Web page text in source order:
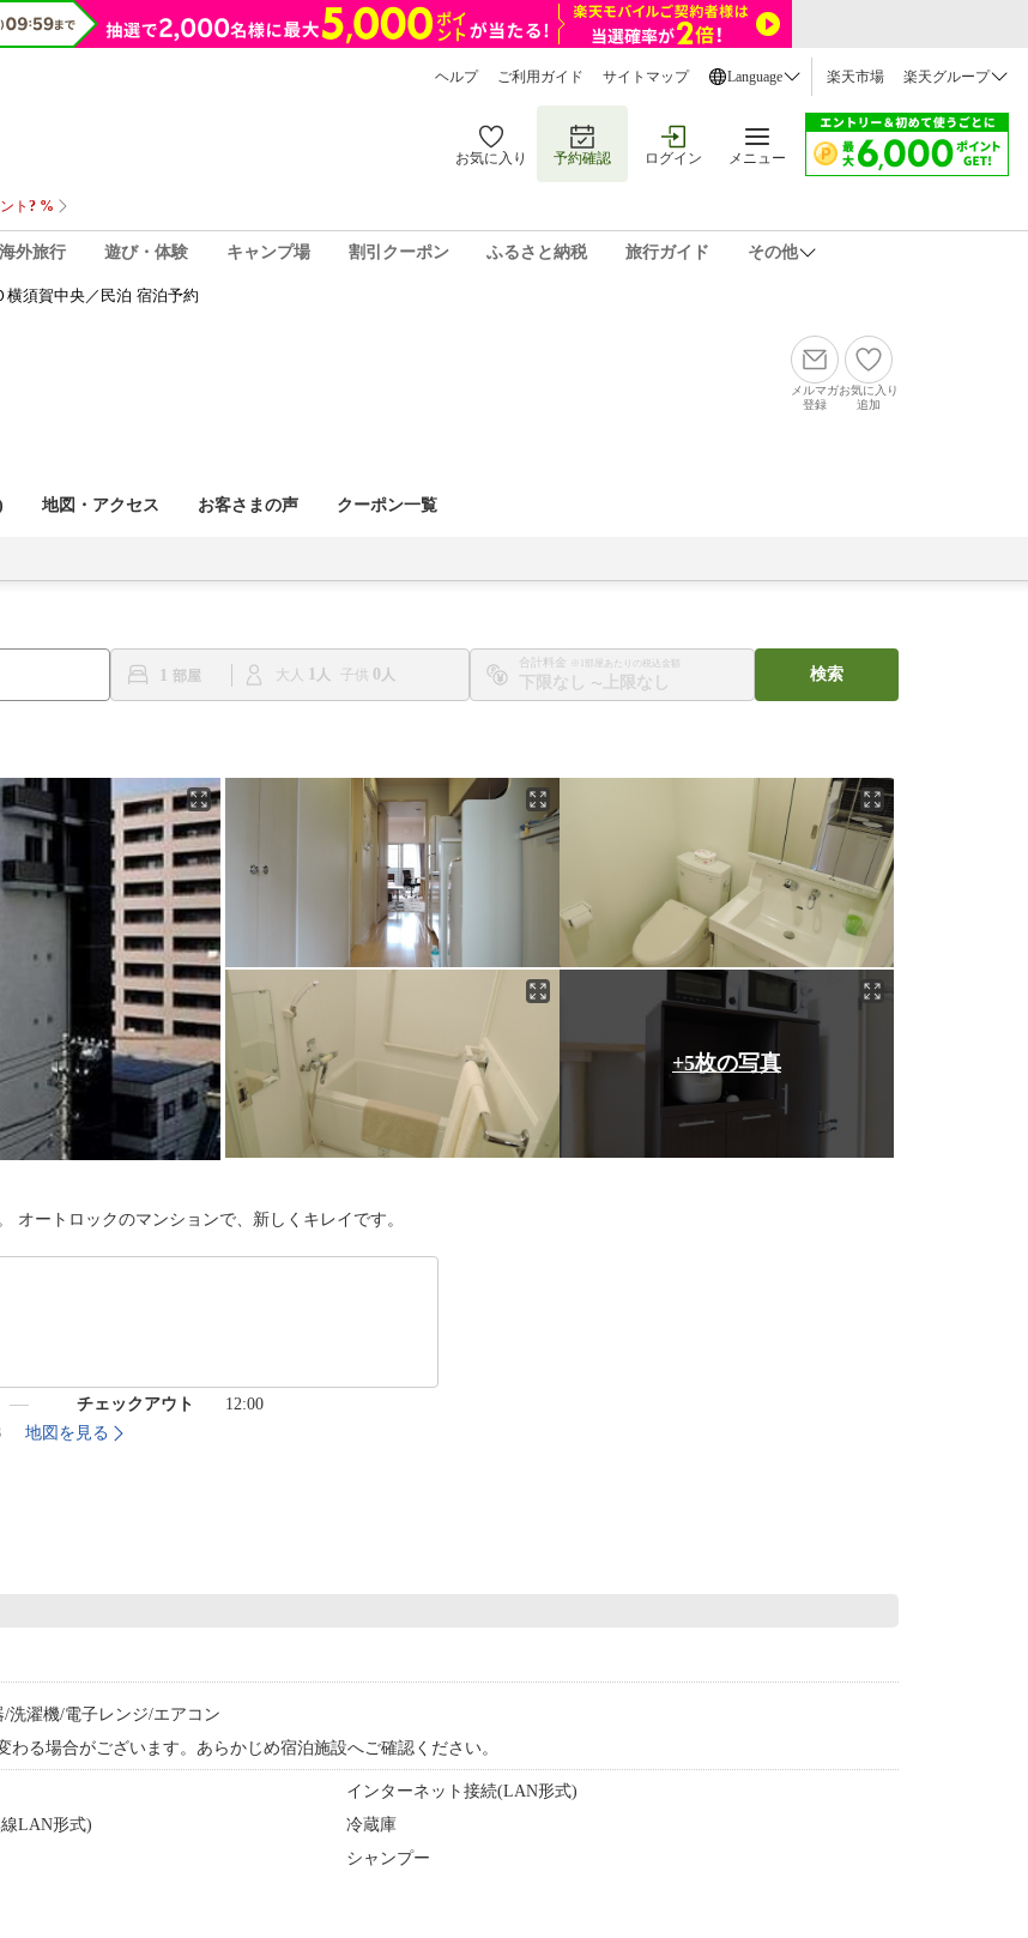
ヘルプ ご利用ガイド サイトマップ Language 楽天市場 楽天グループ
お気に入り 予約確認 ログイン メニュー
海外旅行 遊び・体験 キャンプ場 割引クーポン ふるさと納税 旅行ガイド その他
横須賀中央／民泊 宿泊予約
メルマガ
登録
お気に入り
追加
地図・アクセス お客さまの声 クーポン一覧
1 大人 1 子供 0
合計料金 ※1部屋あたりの税込金額
〜
検索
+5枚の写真
オートロックのマンションで、新しくキレイです。
チェックアウト
12:00
地図を見る
洗濯機/電子レンジ/エアコン
る場合がございます。あらかじめ宿泊施設へご確認ください。
インターネット接続(LAN形式)
LAN形式)
冷蔵庫
シャンプー